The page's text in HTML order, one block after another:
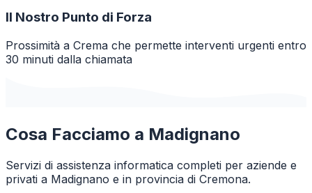
Il Nostro Punto di Forza
Prossimità a Crema che permette interventi urgenti entro
30 minuti dalla chiamata
Cosa Facciamo a Madignano
Servizi di assistenza informatica completi per aziende e
privati a Madignano e in provincia di Cremona.